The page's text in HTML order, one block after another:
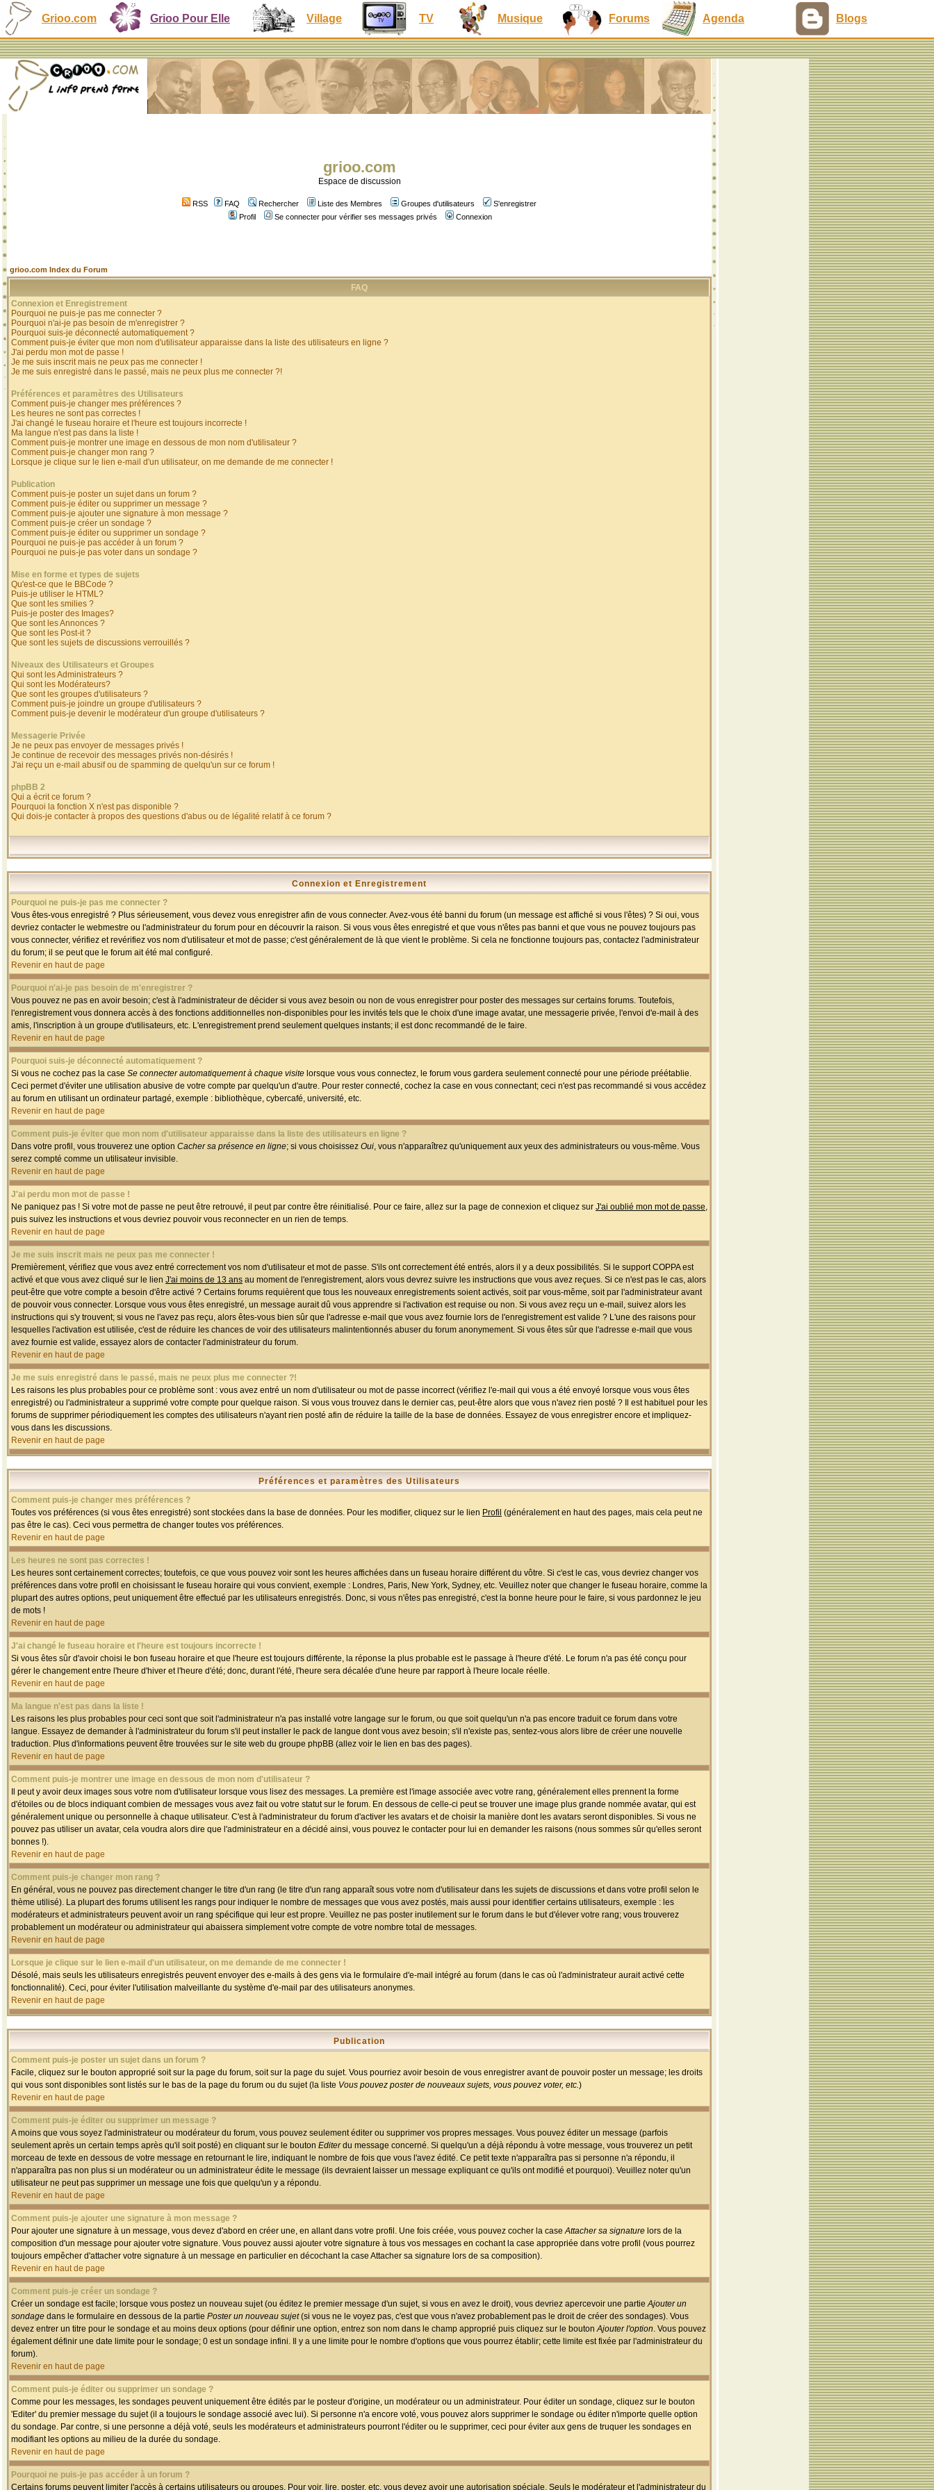
Grioo.com Grioo Pour Elle Village TV Musique Forums Agenda Blogs
grioo.com
Espace de discussion
RSS FAQ Rechercher Liste des Membres Groupes d'utilisateurs
S'enregistrer
Profil
Se connecter pour vérifier ses messages privés Connexion
grioo.com Index du Forum
FAQ
Connexion et Enregistrement
Pourquoi ne puis-je pas me connecter ?
Pourquoi n'ai-je pas besoin de m'enregistrer ?
Pourquoi suis-je déconnecté automatiquement ?
Comment puis-je éviter que mon nom d'utilisateur apparaisse dans la liste des utilisateurs en ligne ?
J'ai perdu mon mot de passe !
Je me suis inscrit mais ne peux pas me connecter !
Je me suis enregistré dans le passé, mais ne peux plus me connecter ?!
Préférences et paramètres des Utilisateurs
Comment puis-je changer mes préférences ?
Les heures ne sont pas correctes !
J'ai changé le fuseau horaire et l'heure est toujours incorrecte !
Ma langue n'est pas dans la liste !
Comment puis-je montrer une image en dessous de mon nom d'utilisateur ?
Comment puis-je changer mon rang ?
Lorsque je clique sur le lien e-mail d'un utilisateur, on me demande de me connecter !
Publication
Comment puis-je poster un sujet dans un forum ?
Comment puis-je éditer ou supprimer un message ?
Comment puis-je ajouter une signature à mon message ?
Comment puis-je créer un sondage ?
Comment puis-je éditer ou supprimer un sondage ?
Pourquoi ne puis-je pas accéder à un forum ?
Pourquoi ne puis-je pas voter dans un sondage ?
Mise en forme et types de sujets
Qu'est-ce que le BBCode ?
Puis-je utiliser le HTML?
Que sont les smilies ?
Puis-je poster des Images?
Que sont les Annonces ?
Que sont les Post-it ?
Que sont les sujets de discussions verrouillés ?
Niveaux des Utilisateurs et Groupes
Qui sont les Administrateurs ?
Qui sont les Modérateurs?
Que sont les groupes d'utilisateurs ?
Comment puis-je joindre un groupe d'utilisateurs ?
Comment puis-je devenir le modérateur d'un groupe d'utilisateurs ?
Messagerie Privée
Je ne peux pas envoyer de messages privés !
Je continue de recevoir des messages privés non-désirés !
J'ai reçu un e-mail abusif ou de spamming de quelqu'un sur ce forum !
phpBB 2
Qui a écrit ce forum ?
Pourquoi la fonction X n'est pas disponible ?
Qui dois-je contacter à propos des questions d'abus ou de légalité relatif à ce forum ?
Connexion et Enregistrement
Pourquoi ne puis-je pas me connecter ?
Vous êtes-vous enregistré ? Plus sérieusement, vous devez vous enregistrer afin de vous connecter. Avez-vous été banni du forum (un message est affiché si vous l'êtes) ? Si oui, vous
devriez contacter le webmestre ou l'administrateur du forum pour en découvrir la raison. Si vous vous êtes enregistré et que vous n'êtes pas banni et que vous ne pouvez toujours pas
vous connecter, vérifiez et revérifiez vos nom d'utilisateur et mot de passe; c'est généralement de là que vient le problème. Si cela ne fonctionne toujours pas, contactez l'administrateur
du forum; il se peut que le forum ait été mal configuré.
Revenir en haut de page
Pourquoi n'ai-je pas besoin de m'enregistrer ?
Vous pouvez ne pas en avoir besoin; c'est à l'administrateur de décider si vous avez besoin ou non de vous enregistrer pour poster des messages sur certains forums. Toutefois,
l'enregistrement vous donnera accès à des fonctions additionnelles non-disponibles pour les invités tels que le choix d'une image avatar, une messagerie privée, l'envoi d'e-mail à des
amis, l'inscription à un groupe d'utilisateurs, etc. L'enregistrement prend seulement quelques instants; il est donc recommandé de le faire.
Revenir en haut de page
Pourquoi suis-je déconnecté automatiquement ?
Si vous ne cochez pas la case Se connecter automatiquement à chaque visite lorsque vous vous connectez, le forum vous gardera seulement connecté pour une période préétablie.
Ceci permet d'éviter une utilisation abusive de votre compte par quelqu'un d'autre. Pour rester connecté, cochez la case en vous connectant; ceci n'est pas recommandé si vous accédez
au forum en utilisant un ordinateur partagé, exemple : bibliothèque, cybercafé, université, etc.
Revenir en haut de page
Comment puis-je éviter que mon nom d'utilisateur apparaisse dans la liste des utilisateurs en ligne ?
Dans votre profil, vous trouverez une option Cacher sa présence en ligne; si vous choisissez Oui, vous n'apparaîtrez qu'uniquement aux yeux des administrateurs ou vous-même. Vous
serez compté comme un utilisateur invisible.
Revenir en haut de page
J'ai perdu mon mot de passe !
Ne paniquez pas ! Si votre mot de passe ne peut être retrouvé, il peut par contre être réinitialisé. Pour ce faire, allez sur la page de connexion et cliquez sur J'ai oublié mon mot de passe,
puis suivez les instructions et vous devriez pouvoir vous reconnecter en un rien de temps.
Revenir en haut de page
Je me suis inscrit mais ne peux pas me connecter !
Premièrement, vérifiez que vous avez entré correctement vos nom d'utilisateur et mot de passe. S'ils ont correctement été entrés, alors il y a deux possibilités. Si le support COPPA est
activé et que vous avez cliqué sur le lien J'ai moins de 13 ans au moment de l'enregistrement, alors vous devrez suivre les instructions que vous avez reçues. Si ce n'est pas le cas, alors
peut-être que votre compte a besoin d'être activé ? Certains forums requièrent que tous les nouveaux enregistrements soient activés, soit par vous-même, soit par l'administrateur avant
de pouvoir vous connecter. Lorsque vous vous êtes enregistré, un message aurait dû vous apprendre si l'activation est requise ou non. Si vous avez reçu un e-mail, suivez alors les
instructions qui s'y trouvent; si vous ne l'avez pas reçu, alors êtes-vous bien sûr que l'adresse e-mail que vous avez fournie lors de l'enregistrement est valide ? L'une des raisons pour
lesquelles l'activation est utilisée, c'est de réduire les chances de voir des utilisateurs malintentionnés abuser du forum anonymement. Si vous êtes sûr que l'adresse e-mail que vous
avez fournie est valide, essayez alors de contacter l'administrateur du forum.
Revenir en haut de page
Je me suis enregistré dans le passé, mais ne peux plus me connecter ?!
Les raisons les plus probables pour ce problème sont : vous avez entré un nom d'utilisateur ou mot de passe incorrect (vérifiez l'e-mail qui vous a été envoyé lorsque vous vous êtes
enregistré) ou l'administrateur a supprimé votre compte pour quelque raison. Si vous vous trouvez dans le dernier cas, peut-être alors que vous n'avez rien posté ? Il est habituel pour les
forums de supprimer périodiquement les comptes des utilisateurs n'ayant rien posté afin de réduire la taille de la base de données. Essayez de vous enregistrer encore et impliquez-
vous dans les discussions.
Revenir en haut de page
Préférences et paramètres des Utilisateurs
Comment puis-je changer mes préférences ?
Toutes vos préférences (si vous êtes enregistré) sont stockées dans la base de données. Pour les modifier, cliquez sur le lien Profil (généralement en haut des pages, mais cela peut ne
pas être le cas). Ceci vous permettra de changer toutes vos préférences.
Revenir en haut de page
Les heures ne sont pas correctes !
Les heures sont certainement correctes; toutefois, ce que vous pouvez voir sont les heures affichées dans un fuseau horaire différent du vôtre. Si c'est le cas, vous devriez changer vos
préférences dans votre profil en choisissant le fuseau horaire qui vous convient, exemple : Londres, Paris, New York, Sydney, etc. Veuillez noter que changer le fuseau horaire, comme la
plupart des autres options, peut uniquement être effectué par les utilisateurs enregistrés. Donc, si vous n'êtes pas enregistré, c'est la bonne heure pour le faire, si vous pardonnez le jeu
de mots !
Revenir en haut de page
J'ai changé le fuseau horaire et l'heure est toujours incorrecte !
Si vous êtes sûr d'avoir choisi le bon fuseau horaire et que l'heure est toujours différente, la réponse la plus probable est le passage à l'heure d'été. Le forum n'a pas été conçu pour
gérer le changement entre l'heure d'hiver et l'heure d'été; donc, durant l'été, l'heure sera décalée d'une heure par rapport à l'heure locale réelle.
Revenir en haut de page
Ma langue n'est pas dans la liste !
Les raisons les plus probables pour ceci sont que soit l'administrateur n'a pas installé votre langage sur le forum, ou que soit quelqu'un n'a pas encore traduit ce forum dans votre
langue. Essayez de demander à l'administrateur du forum s'il peut installer le pack de langue dont vous avez besoin; s'il n'existe pas, sentez-vous alors libre de créer une nouvelle
traduction. Plus d'informations peuvent être trouvées sur le site web du groupe phpBB (allez voir le lien en bas des pages).
Revenir en haut de page
Comment puis-je montrer une image en dessous de mon nom d'utilisateur ?
Il peut y avoir deux images sous votre nom d'utilisateur lorsque vous lisez des messages. La première est l'image associée avec votre rang, généralement elles prennent la forme
d'étoiles ou de blocs indiquant combien de messages vous avez fait ou votre statut sur le forum. En dessous de celle-ci peut se trouver une image plus grande nommée avatar, qui est
généralement unique ou personnelle à chaque utilisateur. C'est à l'administrateur du forum d'activer les avatars et de choisir la manière dont les avatars seront disponibles. Si vous ne
pouvez pas utiliser un avatar, cela voudra alors dire que l'administrateur en a décidé ainsi, vous pouvez le contacter pour lui en demander les raisons (nous sommes sûr qu'elles seront
bonnes !).
Revenir en haut de page
Comment puis-je changer mon rang ?
En général, vous ne pouvez pas directement changer le titre d'un rang (le titre d'un rang apparaît sous votre nom d'utilisateur dans les sujets de discussions et dans votre profil selon le
thème utilisé). La plupart des forums utilisent les rangs pour indiquer le nombre de messages que vous avez postés, mais aussi pour identifier certains utilisateurs, exemple : les
modérateurs et administrateurs peuvent avoir un rang spécifique qui leur est propre. Veuillez ne pas poster inutilement sur le forum dans le but d'élever votre rang; vous trouverez
probablement un modérateur ou administrateur qui abaissera simplement votre compte de votre nombre total de messages.
Revenir en haut de page
Lorsque je clique sur le lien e-mail d'un utilisateur, on me demande de me connecter !
Désolé, mais seuls les utilisateurs enregistrés peuvent envoyer des e-mails à des gens via le formulaire d'e-mail intégré au forum (dans le cas où l'administrateur aurait activé cette
fonctionnalité). Ceci, pour éviter l'utilisation malveillante du système d'e-mail par des utilisateurs anonymes.
Revenir en haut de page
Publication
Comment puis-je poster un sujet dans un forum ?
Facile, cliquez sur le bouton approprié soit sur la page du forum, soit sur la page du sujet. Vous pourriez avoir besoin de vous enregistrer avant de pouvoir poster un message; les droits
qui vous sont disponibles sont listés sur le bas de la page du forum ou du sujet (la liste Vous pouvez poster de nouveaux sujets, vous pouvez voter, etc.)
Revenir en haut de page
Comment puis-je éditer ou supprimer un message ?
A moins que vous soyez l'administrateur ou modérateur du forum, vous pouvez seulement éditer ou supprimer vos propres messages. Vous pouvez éditer un message (parfois
seulement après un certain temps après qu'il soit posté) en cliquant sur le bouton Editerdu message concerné. Si quelqu'un a déjà répondu à votre message, vous trouverez un petit
morceau de texte en dessous de votre message en retournant le lire, indiquant le nombre de fois que vous l'avez édité. Ce petit texte n'apparaîtra pas si personne n'a répondu, il
n'apparaîtra pas non plus si un modérateur ou un administrateur édite le message (ils devraient laisser un message expliquant ce qu'ils ont modifié et pourquoi). Veuillez noter qu'un
utilisateur ne peut pas supprimer un message une fois que quelqu'un y a répondu.
Revenir en haut de page
Comment puis-je ajouter une signature à mon message ?
Pour ajouter une signature à un message, vous devez d'abord en créer une, en allant dans votre profil. Une fois créée, vous pouvez cocher la caseAttacher sa signature lors de la
composition d'un message pour ajouter votre signature. Vous pouvez aussi ajouter votre signature à tous vos messages en cochant la case appropriée dans votre profil (vous pourrez
toujours empêcher d'attacher votre signature à un message en particulier en décochant la case Attacher sa signature lors de sa composition).
Revenir en haut de page
Comment puis-je créer un sondage ?
Créer un sondage est facile; lorsque vous postez un nouveau sujet (ou éditez le premier message d'un sujet, si vous en avez le droit), vous devriez apercevoir une partieAjouter un
sondage dans le formulaire en dessous de la partie Poster un nouveau sujet(si vous ne le voyez pas, c'est que vous n'avez probablement pas le droit de créer des sondages). Vous
devez entrer un titre pour le sondage et au moins deux options (pour définir une option, entrez son nom dans le champ approprié puis cliquez sur le boutonAjouter l'option. Vous pouvez
également définir une date limite pour le sondage; 0 est un sondage infini. Il y a une limite pour le nombre d'options que vous pourrez établir; cette limite est fixée par l'administrateur du
forum).
Revenir en haut de page
Comment puis-je éditer ou supprimer un sondage ?
Comme pour les messages, les sondages peuvent uniquement être édités par le posteur d'origine, un modérateur ou un administrateur. Pour éditer un sondage, cliquez sur le bouton
'Editer' du premier message du sujet (il a toujours le sondage associé avec lui). Si personne n'a encore voté, vous pouvez alors supprimer le sondage ou éditer n'importe quelle option
du sondage. Par contre, si une personne a déjà voté, seuls les modérateurs et administrateurs pourront l'éditer ou le supprimer, ceci pour éviter aux gens de truquer les sondages en
modifiant les options au milieu de la durée du sondage.
Revenir en haut de page
Pourquoi ne puis-je pas accéder à un forum ?
Certains forums peuvent limiter l'accès à certains utilisateurs ou groupes. Pour voir, lire, poster, etc. vous devez avoir une autorisation spéciale. Seuls le modérateur et l'administrateur du